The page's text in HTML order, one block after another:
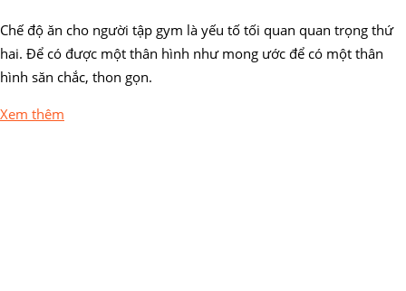
Chế độ ăn cho người tập gym là yếu tố tối quan quan trọng thứ
hai. Để có được một thân hình như mong ước để có một thân
hình săn chắc, thon gọn.
Xem thêm